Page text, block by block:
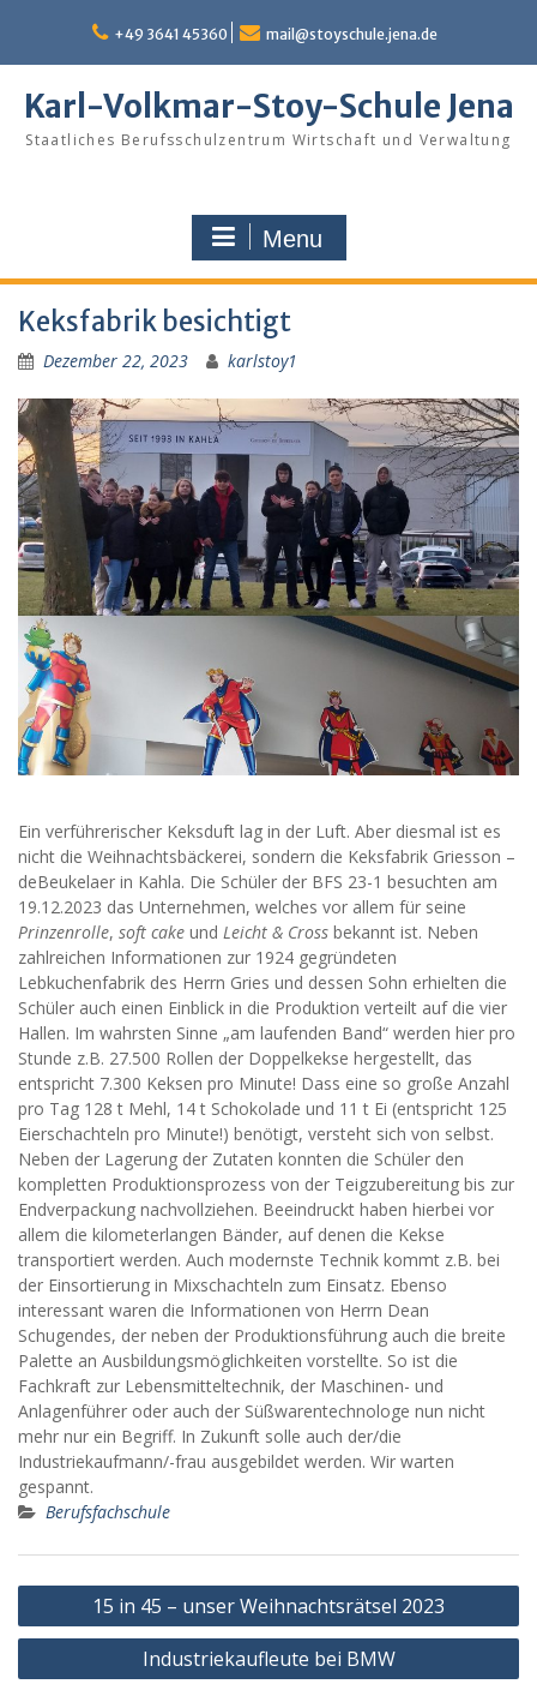
content
+49 3641 45360 mail@stoyschule.jena.de
Karl-Volkmar-Stoy-Schule Jena
Staatliches Berufsschulzentrum Wirtschaft und Verwaltung
Menu
Keksfabrik besichtigt
Dezember 22, 2023 karlstoy1
Ein verführerischer Keksduft lag in der Luft. Aber diesmal ist es
nicht die Weihnachtsbäckerei, sondern die Keksfabrik Griesson –
deBeukelaer in Kahla. Die Schüler der BFS 23-1 besuchten am
19.12.2023 das Unternehmen, welches vor allem für seine
Prinzenrolle, soft cake und Leicht & Cross bekannt ist. Neben
zahlreichen Informationen zur 1924 gegründeten
Lebkuchenfabrik des Herrn Gries und dessen Sohn erhielten die
Schüler auch einen Einblick in die Produktion verteilt auf die vier
Hallen. Im wahrsten Sinne „am laufenden Band“ werden hier pro
Stunde z.B. 27.500 Rollen der Doppelkekse hergestellt, das
entspricht 7.300 Keksen pro Minute! Dass eine so große Anzahl
pro Tag 128 t Mehl, 14 t Schokolade und 11 t Ei (entspricht 125
Eierschachteln pro Minute!) benötigt, versteht sich von selbst.
Neben der Lagerung der Zutaten konnten die Schüler den
kompletten Produktionsprozess von der Teigzubereitung bis zur
Endverpackung nachvollziehen. Beeindruckt haben hierbei vor
allem die kilometerlangen Bänder, auf denen die Kekse
transportiert werden. Auch modernste Technik kommt z.B. bei
der Einsortierung in Mixschachteln zum Einsatz. Ebenso
interessant waren die Informationen von Herrn Dean
Schugendes, der neben der Produktionsführung auch die breite
Palette an Ausbildungsmöglichkeiten vorstellte. So ist die
Fachkraft zur Lebensmitteltechnik, der Maschinen- und
Anlagenführer oder auch der Süßwarentechnologe nun nicht
mehr nur ein Begriff. In Zukunft solle auch der/die
Industriekaufmann/-frau ausgebildet werden. Wir warten
gespannt.
Berufsfachschule
Beitragsnavigation
15 in 45 – unser Weihnachtsrätsel 2023
Industriekaufleute bei BMW